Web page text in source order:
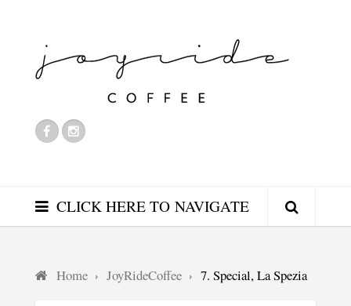
CLICK HERE TO NAVIGATE
Home JoyRideCoffee 7. Special, La Spezia